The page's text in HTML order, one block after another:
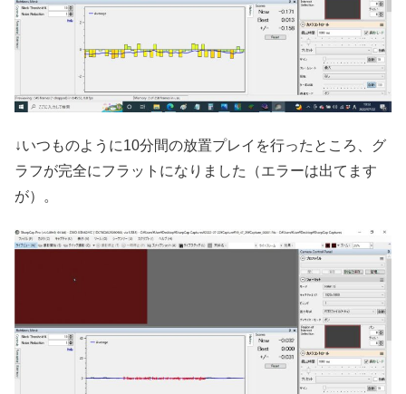
↓いつものように10分間の放置プレイを行ったところ、グ
ラフが完全にフラットになりました（エラーは出てます
が）。